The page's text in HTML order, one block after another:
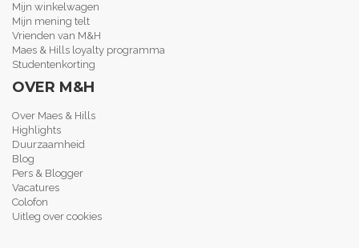
Mijn winkelwagen
Mijn mening telt
Vrienden van M&H
Maes & Hills loyalty programma
Studentenkorting
OVER M&H
Over Maes & Hills
Highlights
Duurzaamheid
Blog
Pers & Blogger
Vacatures
Colofon
Uitleg over cookies